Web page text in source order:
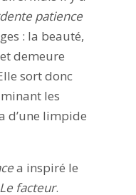
patience
: la beauté,
demeure
sort donc
les
d’une limpide
a inspiré le
Le facteur.